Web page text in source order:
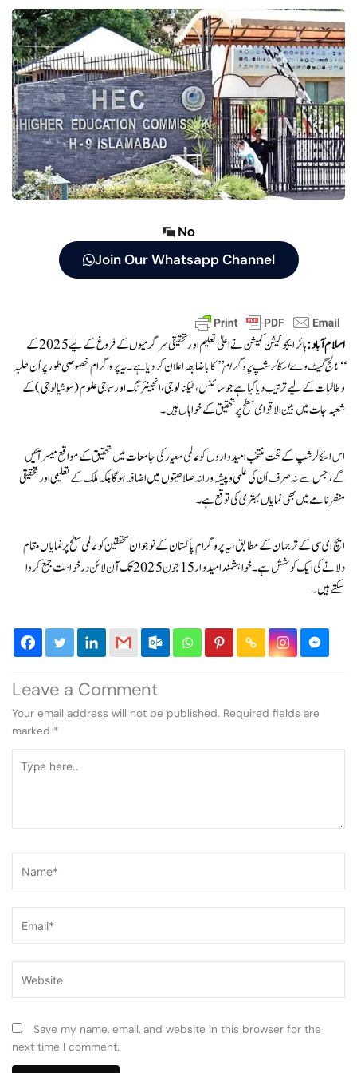
No
Join Our Whatsapp Channel
اسلام آباد:ہائر ایجوکیشن کمیشن نے اعلیٰ تعلیم اور تحقیقی سرگرمیوں کے فروغ کے لیے 2025 کے
“نالج گیٹ وے اسکالرشپ پروگرام”کا باضابطہ اعلان کر دیا ہے۔ یہ پروگرام خصوصی طور پر اُن طلبہ
و طالبات کے لیے ترتیب دیا گیا ہے جو سائنس، ٹیکنالوجی، انجینئرنگ اور سماجی علوم (سوشیالوجی) کے
شعبہ جات میں بین الاقوامی سطح پر تحقیق کے خواہاں ہیں۔
اس اسکالرشپ کے تحت منتخب امیدواروں کو عالمی معیار کی جامعات میں تحقیق کے مواقع میسر آئیں
گے، جس سے نہ صرف اُن کی علمی و پیشہ ورانہ صلاحیتوں میں اضافہ ہوگا بلکہ ملک کے تعلیمی اور تحقیقی
منظرنامے میں بھی نمایاں بہتری کی توقع ہے۔
ایچ ای سی کے ترجمان کے مطابق، یہ پروگرام پاکستان کے نوجوان محققین کو عالمی سطح پر نمایاں مقام
دلانے کی ایک کوشش ہے۔ خواہشمند امیدوار 15 جون 2025 تک آن لائن درخواست جمع کروا
سکتے ہیں۔
Leave a Comment
Your email address will not be published. Required fields are
marked *
here..
Save my name, email, and website in this browser for the
next time I comment.